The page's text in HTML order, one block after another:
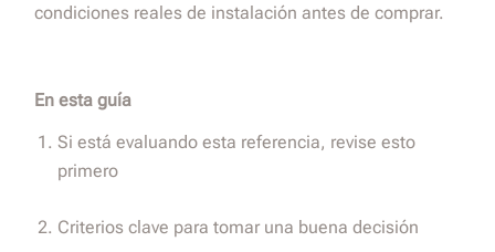
condiciones reales de instalación antes de comprar.
En esta guía
Si está evaluando esta referencia, revise esto
primero
Criterios clave para tomar una buena decisión